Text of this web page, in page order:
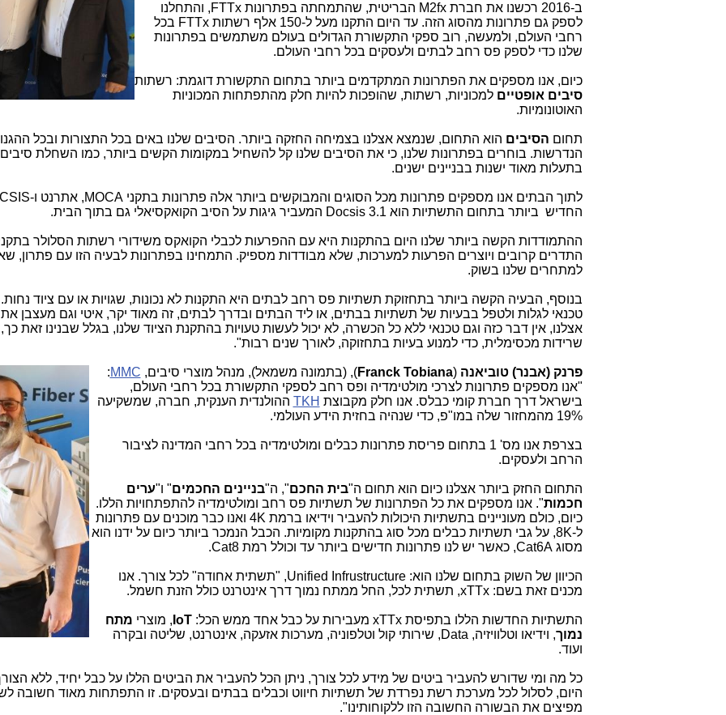
ב-2016 רכשנו את חברת M2fx הבריטית, שהתמחתה בפתרונות FTTx, והתחלנו
לספק גם פתרונות מהסוג הזה. עד היום התקנו מעל ל-150 אלף רשתות FTTx בכל
רחבי העולם, ולמעשה, רוב ספקי התקשורת הגדולים בעולם משתמשים בפתרונות
שלנו כדי לספק פס רחב לבתים ולעסקים בכל רחבי העולם.
כיום, אנו מספקים את הפתרונות המתקדמים ביותר בתחום התקשורת דוגמת: רשתות
סיבים אופטיים למכוניות, רשתות, שהופכות להיות חלק מהתפתחות המכוניות
האוטונומיות.
תחום הסיבים הוא התחום, שנמצא אצלנו בצמיחה החזקה ביותר. הסיבים שלנו באים בכל התצורות ובכל
הנדרשות. בוחרים בפתרונות שלנו, כי את הסיבים שלנו קל להשחיל במקומות הקשים ביותר, כמו השחלת
בתעלות מאוד ישנות בבניינים ישנים.
החדיש ביותר בתחום התשתיות הוא Docsis 3.1 המעביר גיגות על הסיב הקואקסיאלי גם בתוך הבית.
התדרים קרובים ויוצרים הפרעות למערכות, שלא מבודדות מספיק. התמחינו בפתרונות לבעיה הזו עם פתרון,
למתחרים שלנו בשוק.
בנוסף, הבעיה הקשה ביותר בתחזוקת תשתיות פס רחב לבתים היא התקנות לא נכונות, שגויות או עם ציוד
טכנאי לגלות ולטפל בבעיות של תשתיות בבתים, או ליד הבתים ובדרך לבתים, זה מאוד יקר, איטי וגם מעצבן
אצלנו, אין דבר כזה וגם טכנאי ללא כל הכשרה, לא יכול לעשות טעויות בהתקנת הציוד שלנו, בגלל שבנינו זאת
שרידות מכסימלית, כדי למנוע בעיות בתחזוקה, לאורך שנים רבות".
פרנק (אבנר) טוביאנה (
Franck Tobiana), (בתמונה משמאל), מנהל מוצרי סיבים, MMC
:
"אנו מספקים פתרונות לצרכי מולטימדיה ופס רחב לספקי התקשורת בכל רחבי העולם,
בישראל דרך חברת קומי כבלס. אנו חלק מקבוצת TKH ההולנדית הענקית, חברה, שמשקיעה
19% מהמחזור שלה במו"פ, כדי שנהיה בחזית הידע העולמי.
בצרפת אנו מס' 1 בתחום פריסת פתרונות כבלים ומולטימדיה בכל רחבי המדינה לציבור
הרחב ולעסקים.
התחום החזק ביותר אצלנו כיום הוא תחום ה"בית החכם", ה"בניינים החכמים" ו"ערים
חכמות". אנו מספקים את כל הפתרונות של תשתיות פס רחב ומולטימדיה להתפתחויות הללו.
כיום, כולם מעוניינים בתשתיות היכולות להעביר וידיאו ברמת 4K ואנו כבר מוכנים עם פתרונות
ל-8K, על גבי תשתיות כבלים מכל סוג בהתקנות מקומיות. הכבל הנמכר ביותר כיום על ידנו הוא
מסוג Cat6A, כאשר יש לנו פתרונות חדישים ביותר עד וכולל רמת Cat8.
הכיוון של השוק בתחום שלנו הוא: Unified Infrustructure, "תשתית אחודה" לכל צורך. אנו
מכנים זאת בשם: xTTx, תשתית לכל, החל ממתח נמוך דרך אינטרנט כולל הזנת חשמל.
התשתיות החדשות הללו בתפיסת xTTx מעבירות על כבל אחד ממש הכל: IoT , מוצרי מתח
נמוך
, וידיאו וטלוויזיה, Data, שירותי קול וטלפוניה, מערכות אזעקה, אינטרנט, שליטה ובקרה
ועוד.
כל מה ומי שדורש להעביר ביטים של מידע לכל צורך, ניתן הכל להעביר את הביטים הללו על כבל יחיד, ללא
היום, לסלול לכל מערכת רשת נפרדת של תשתיות חיווט וכבלים בבתים ובעסקים. זו התפתחות מאוד חשובה
מפיצים את הבשורה החשובה הזו ללקוחותינו".